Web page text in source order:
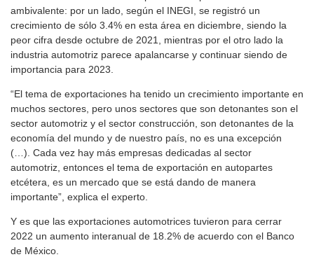
ambivalente: por un lado, según el INEGI, se registró un
crecimiento de sólo 3.4% en esta área en diciembre, siendo la
peor cifra desde octubre de 2021, mientras por el otro lado la
industria automotriz parece apalancarse y continuar siendo de
importancia para 2023.
“El tema de exportaciones ha tenido un crecimiento importante en
muchos sectores, pero unos sectores que son detonantes son el
sector automotriz y el sector construcción, son detonantes de la
economía del mundo y de nuestro país, no es una excepción
(…). Cada vez hay más empresas dedicadas al sector
automotriz, entonces el tema de exportación en autopartes
etcétera, es un mercado que se está dando de manera
importante”, explica el experto.
Y es que las exportaciones automotrices tuvieron para cerrar
2022 un aumento interanual de 18.2% de acuerdo con el Banco
de México.